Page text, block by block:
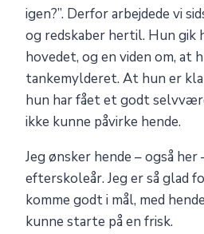
igen?”. Derfor arbejdede vi
og redskaber hertil. Hun gik
hovedet, og en viden om, at
tankemylderet. At hun er
hun har fået et godt
ikke kunne påvirke hende.
Jeg ønsker hende – også
efterskoleår. Jeg er så glad
komme godt i mål, med
kunne starte på en frisk.